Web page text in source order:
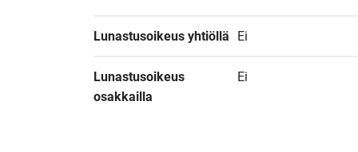
Lunastusoikeus yhtiöllä Ei
Lunastusoikeus
osakkailla
Ei